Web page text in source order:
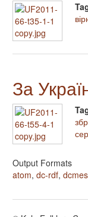
За
Output Formats
atom, dc-rdf,